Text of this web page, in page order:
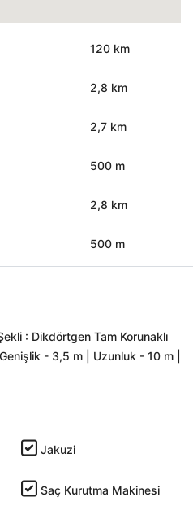
120 km
2,8 km
2,7 km
500 m
2,8 km
500 m
: Dikdörtgen Tam Korunaklı
- 3,5 m | Uzunluk - 10 m |
Jakuzi
Saç Kurutma Makinesi